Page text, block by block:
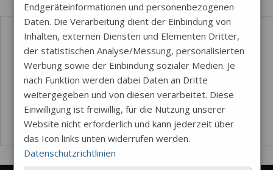
Endgeräteinformationen und personenbezogenen
Daten. Die Verarbeitung dient der Einbindung von
Inhalten, externen Diensten und Elementen Dritter,
der statistischen Analyse/Messung, personalisierten
Werbung sowie der Einbindung sozialer Medien. Je
nach Funktion werden dabei Daten an Dritte
weitergegeben und von diesen verarbeitet. Diese
Einwilligung ist freiwillig, für die Nutzung unserer
Website nicht erforderlich und kann jederzeit über
das Icon links unten widerrufen werden.
Datenschutzrichtlinien